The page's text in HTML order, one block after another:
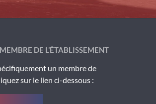
DE L’ÉTABLISSEMENT
un membre de
sur le lien ci-dessous :